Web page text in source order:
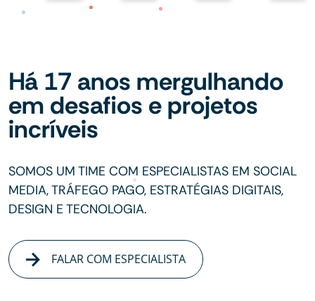
Há 17 anos mergulhando
em desafios e projetos
incríveis
SOMOS UM TIME COM ESPECIALISTAS EM SOCIAL
MEDIA, TRÁFEGO PAGO, ESTRATÉGIAS DIGITAIS,
DESIGN E TECNOLOGIA.
FALAR COM ESPECIALISTA